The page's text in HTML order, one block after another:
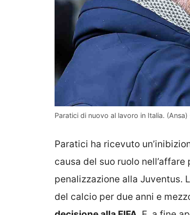
Paratici di nuovo al lavoro in Italia. (Ansa)
Paratici ha ricevuto
causa del suo ruolo
penalizzazione alla Juventus.
del calcio per due anni e